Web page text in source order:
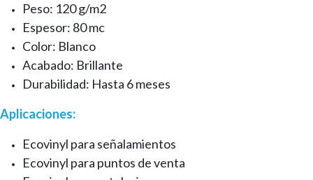
Peso: 120 g/m2
Espesor: 80 mc
Color: Blanco
Acabado: Brillante
Durabilidad: Hasta 6 meses
Aplicaciones:
Ecovinyl para señalamientos
Ecovinyl para puntos de venta